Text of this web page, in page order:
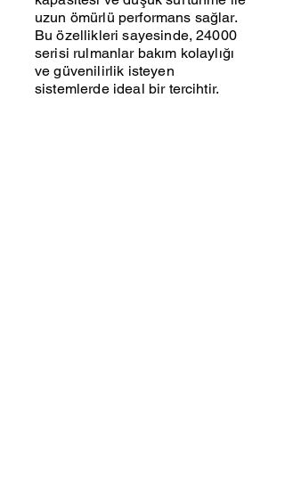
uzun ömürlü performans sağlar.
Bu özellikleri sayesinde, 24000
serisi rulmanlar bakım kolaylığı
ve güvenilirlik isteyen
sistemlerde ideal bir tercihtir.